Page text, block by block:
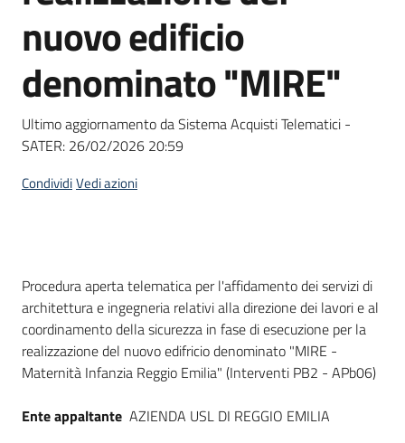
Seguici
su
nuovo edificio
denominato "MIRE"
Ultimo aggiornamento da Sistema Acquisti Telematici -
SATER: 26/02/2026 20:59
CondividiVedi azioni
Dati del bando
Procedura aperta telematica per l'affidamento dei servizi di
architettura e ingegneria relativi alla direzione dei lavori e al
coordinamento della sicurezza in fase di esecuzione per la
realizzazione del nuovo edifricio denominato "MIRE -
Maternità Infanzia Reggio Emilia" (Interventi PB2 - APb06)
Ente appaltante AZIENDA USL DI REGGIO EMILIA